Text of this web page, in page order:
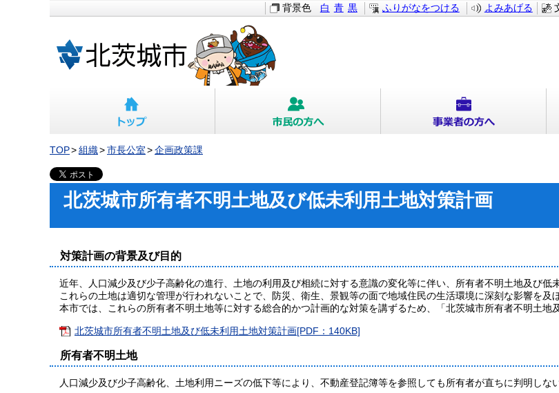
背景色 白 青 黒 ふりがなをつける よみあげる
TOP 組織 市長公室 企画政策課
北茨城市所有者不明土地及び低未利用土地対策計画
対策計画の背景及び目的
近年、人口減少及び少子高齢化の進行、土地の利用及び相続に対する意識の変化等に伴い、所有者不明土地及び低
これらの土地は適切な管理が行われないことで、防災、衛生、景観等の面で地域住民の生活環境に深刻な影響を及
本市では、これらの所有者不明土地等に対する総合的かつ計画的な対策を講ずるため、「北茨城市所有者不明土
北茨城市所有者不明土地及び低未利用土地対策計画[PDF：140KB]
所有者不明土地
人口減少及び少子高齢化、土地利用ニーズの低下等により、不動産登記簿等を参照しても所有者が直ちに判明しな